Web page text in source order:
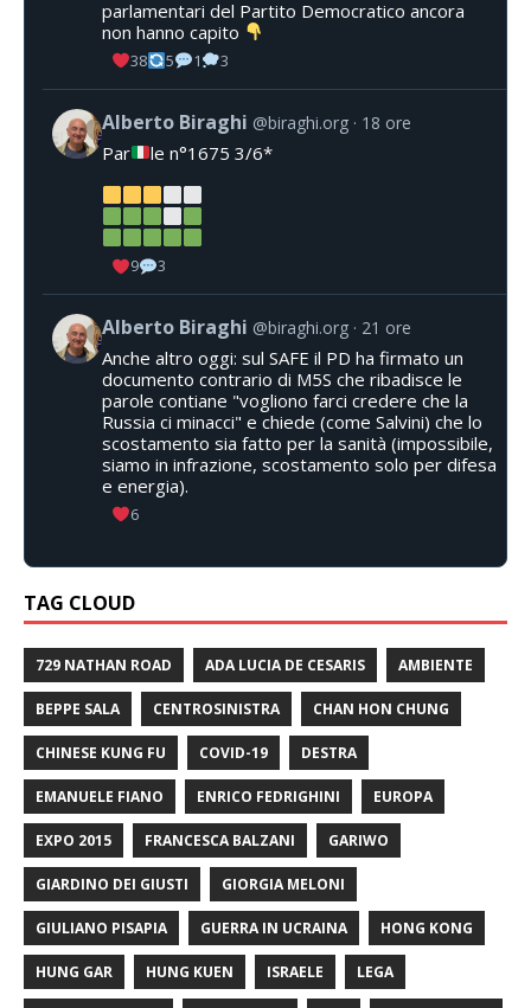
parlamentari del Partito Democratico ancora
non hanno capito
38 5 1 3
Alberto Biraghi @biraghi.org 18 ore
Par le n°1675 3/6*
9 3
Alberto Biraghi @biraghi.org 21 ore
Anche altro oggi: sul SAFE il PD ha firmato un
documento contrario di M5S che ribadisce le
parole contiane "vogliono farci credere che la
Russia ci minacci" e chiede (come Salvini) che lo
scostamento sia fatto per la sanità (impossibile,
siamo in infrazione, scostamento solo per difesa
e energia).
6
TAG CLOUD
729 NATHAN ROAD ADA LUCIA DE CESARIS AMBIENTE
BEPPE SALA CENTROSINISTRA CHAN HON CHUNG
CHINESE KUNG FU COVID-19 DESTRA
EMANUELE FIANO ENRICO FEDRIGHINI EUROPA
EXPO 2015 FRANCESCA BALZANI GARIWO
GIARDINO DEI GIUSTI GIORGIA MELONI
GIULIANO PISAPIA GUERRA IN UCRAINA HONG KONG
HUNG GAR HUNG KUEN ISRAELE LEGA